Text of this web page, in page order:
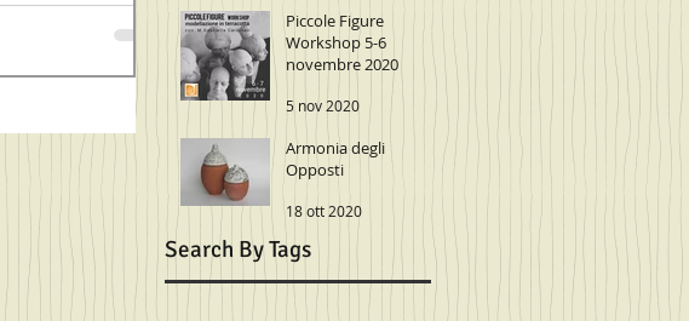
Piccole Figure
Workshop 5-6
novembre 2020
5 nov 2020
Armonia degli
Opposti
18 ott 2020
Search By Tags